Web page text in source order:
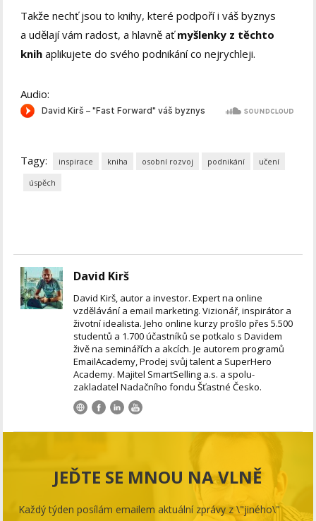
Takže nechť jsou to knihy, které podpoří i váš byznys
a udělají vám radost, a hlavně aťmyšlenky z těchto
knih aplikujete do svého podnikání co nejrychleji.
Audio:
Tagy: inspirace kniha osobní rozvoj podnikání
učení
úspěch
David Kirš
David Kirš, autor a investor. Expert na online
vzdělávání a email marketing. Vizionář, inspirátor a
životní idealista. Jeho online kurzy prošlo přes 5.500
studentů a 1.700 účastníků se potkalo s Davidem
živě na seminářích a akcích. Je autorem programů
EmailAcademy, Prodej svůj talent a SuperHero
Academy. Majitel SmartSelling a.s. a spolu-
zakladatel Nadačního fondu Šťastné Česko.
JEĎTE SE MNOU NA VLNĚ
Každý týden posílám emailem aktuální zprávy z \"jiného\"